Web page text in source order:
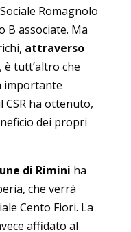
Romagnolo
B associate. Ma
attraverso
, è tutt’altro che
importante
ha ottenuto,
dei propri
di Rimini ha
che verrà
Cento Fiori. La
affidato al